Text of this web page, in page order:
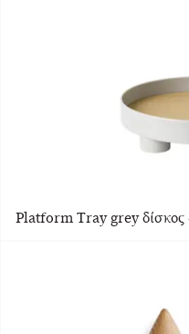
Platform Tray grey